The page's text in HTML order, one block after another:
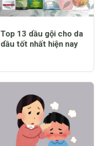
Top 13 dầu gội cho da
dầu tốt nhất hiện nay